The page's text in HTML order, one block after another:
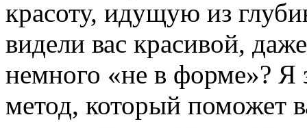
красоту, идущую из
видели вас красивой,
немного «не в форме»?
метод, который поможет